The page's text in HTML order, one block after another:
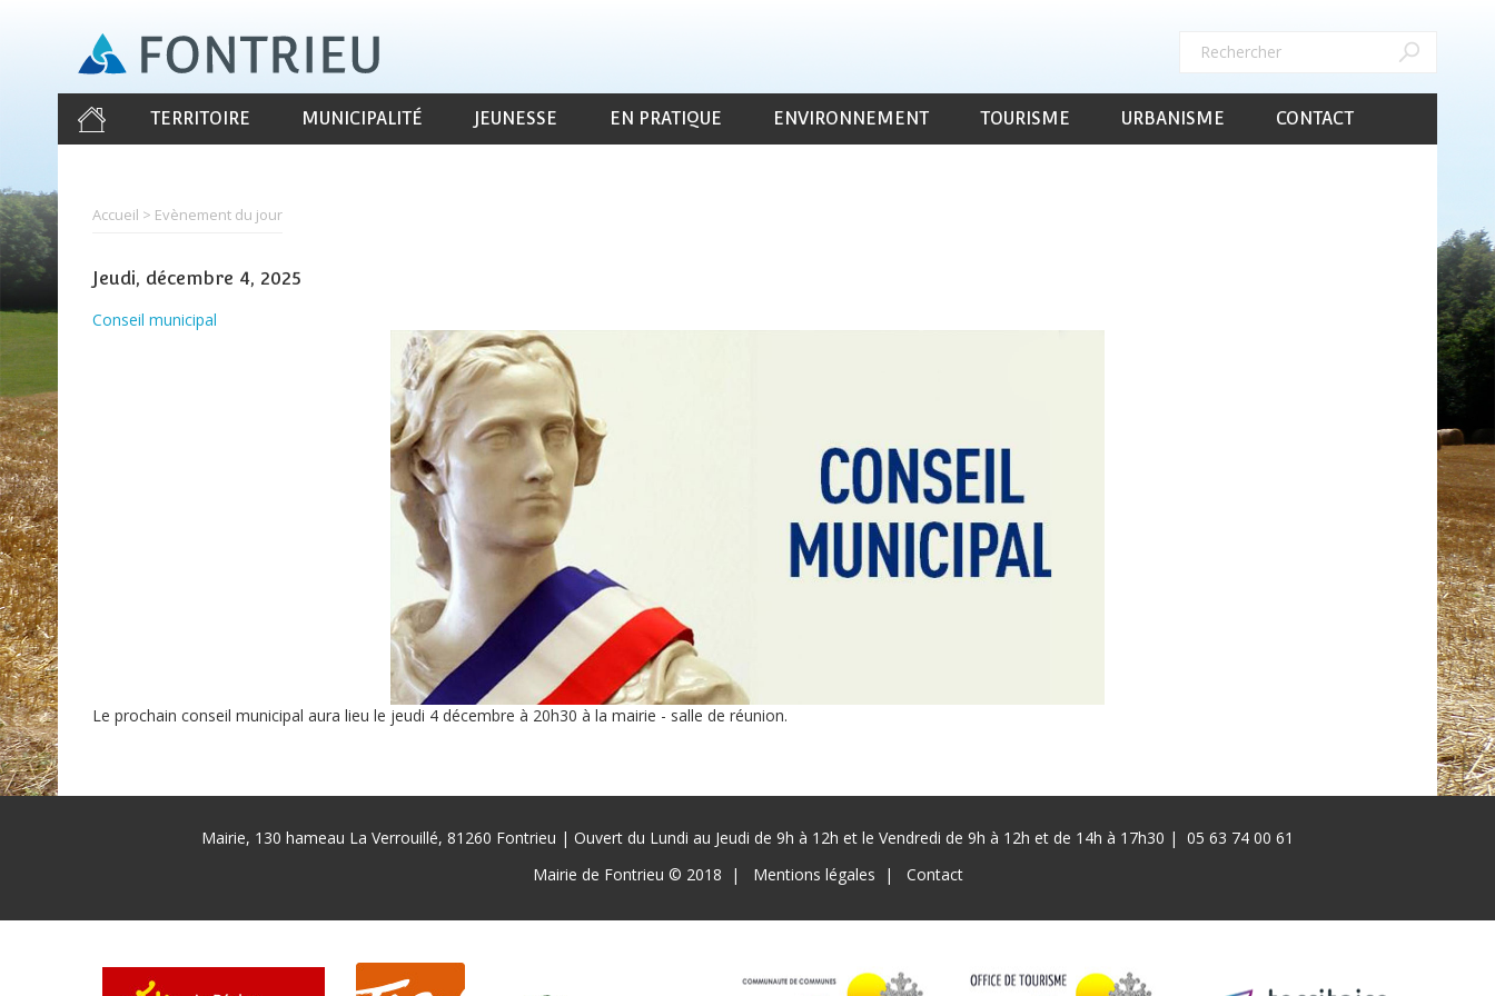
Rechercher Rechercher
TERRITOIRE MUNICIPALITÉ JEUNESSE EN PRATIQUE ENVIRONNEMENT TOURISME URBANISME CONTACT
Accueil Evènement du jour
Jeudi, décembre 4, 2025
Conseil municipal
Le prochain conseil municipal aura lieu le jeudi 4 décembre à 20h30 à la mairie - salle de réunion.
Mairie, 130 hameau La Verrouillé, 81260 Fontrieu | Ouvert du Lundi au Jeudi de 9h à 12h et le Vendredi de 9h à 12h et de 14h à 17h30 | 05 63 74 00 61
page
Mairie de Fontrieu © 2018 Mentions légales Contact